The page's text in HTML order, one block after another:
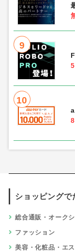
9
10
ショッピングで
総合通販・オーク
ファッション
美容・化粧品・エ